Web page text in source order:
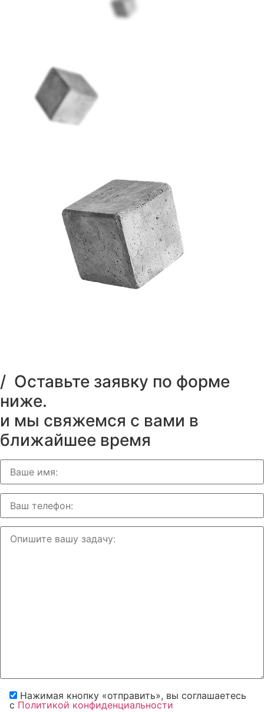
/ Оставьте заявку по форме
ниже.
и мы свяжемся с вами в
ближайшее время
Нажимая кнопку «отправить», вы соглашаетесь
с Политикой конфиденциальности